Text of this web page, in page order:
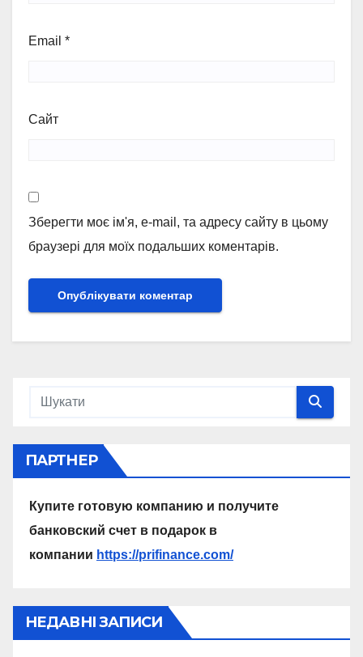
Email *
Сайт
Зберегти моє ім'я, e-mail, та адресу сайту в цьому
браузері для моїх подальших коментарів.
ПАРТНЕР
Купите готовую компанию и получите
банковский счет в подарок в
компании https://prifinance.com/
НЕДАВНІ ЗАПИСИ